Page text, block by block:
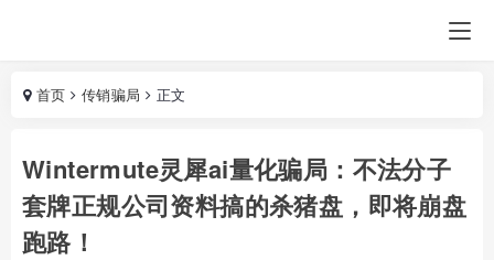
首页 传销骗局 正文
Wintermute灵犀ai量化骗局：不法分子
套牌正规公司资料搞的杀猪盘，即将崩盘
跑路！